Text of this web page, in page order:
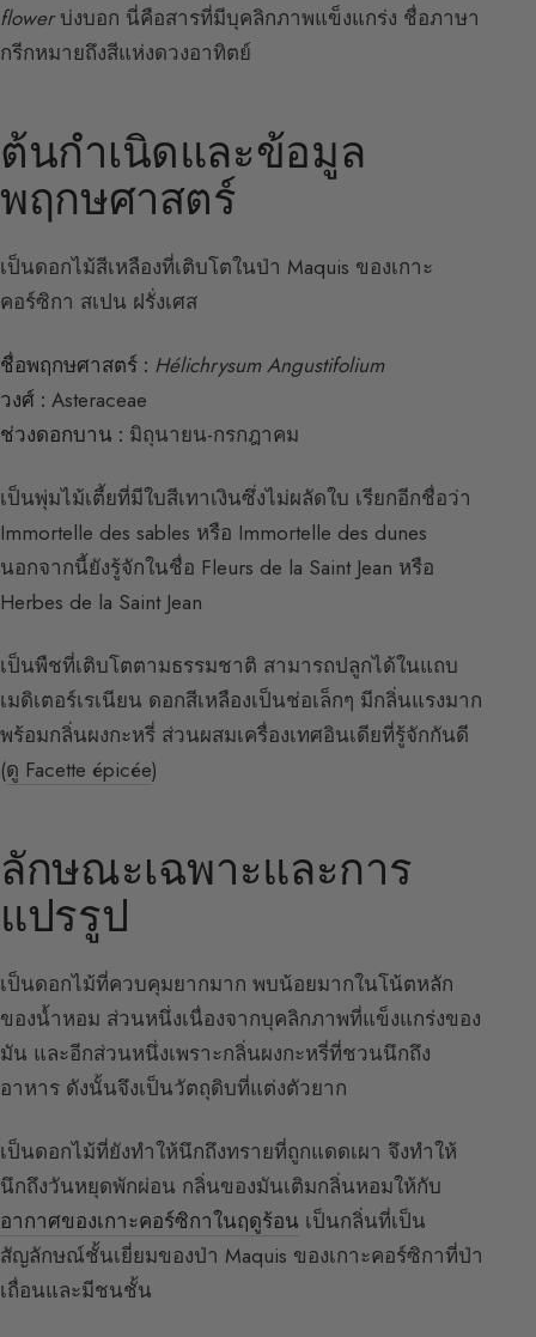
flowerบ่งบอก นี่คือสารที่มีบุคลิกภาพแข็งแกร่ง ชื่อภาษา
กรีกหมายถึงสีแห่งดวงอาทิตย์
ต้นกำเนิดและข้อมูล
พฤกษศาสตร์
เป็นดอกไม้สีเหลืองที่เติบโตในป่า Maquis ของเกาะ
คอร์ซิกา สเปน ฝรั่งเศส
ชื่อพฤกษศาสตร์ : Hélichrysum Angustifolium
วงศ์ : Asteraceae
ช่วงดอกบาน : มิถุนายน-กรกฎาคม
เป็นพุ่มไม้เตี้ยที่มีใบสีเทาเงินซึ่งไม่ผลัดใบ เรียกอีกชื่อว่า
Immortelle des sables หรือ Immortelle des dunes
นอกจากนี้ยังรู้จักในชื่อ Fleurs de la Saint Jean หรือ
Herbes de la Saint Jean
เป็นพืชที่เติบโตตามธรรมชาติ สามารถปลูกได้ในแถบ
เมดิเตอร์เรเนียน ดอกสีเหลืองเป็นช่อเล็กๆ มีกลิ่นแรงมาก
พร้อมกลิ่นผงกะหรี่ ส่วนผสมเครื่องเทศอินเดียที่รู้จักกันดี
(ดู Facette épicée)
ลักษณะเฉพาะและการ
แปรรูป
เป็นดอกไม้ที่ควบคุมยากมาก พบน้อยมากในโน้ตหลัก
ของน้ำหอม ส่วนหนึ่งเนื่องจากบุคลิกภาพที่แข็งแกร่งของ
มัน และอีกส่วนหนึ่งเพราะกลิ่นผงกะหรี่ที่ชวนนึกถึง
อาหาร ดังนั้นจึงเป็นวัตถุดิบที่แต่งตัวยาก
เป็นดอกไม้ที่ยังทำให้นึกถึงทรายที่ถูกแดดเผา จึงทำให้
นึกถึงวันหยุดพักผ่อน กลิ่นของมันเติมกลิ่นหอมให้กับ
อากาศของเกาะคอร์ซิกาในฤดูร้อน เป็นกลิ่นที่เป็น
สัญลักษณ์ชั้นเยี่ยมของป่า Maquis ของเกาะคอร์ซิกาที่ป่า
เถื่อนและมีชนชั้น